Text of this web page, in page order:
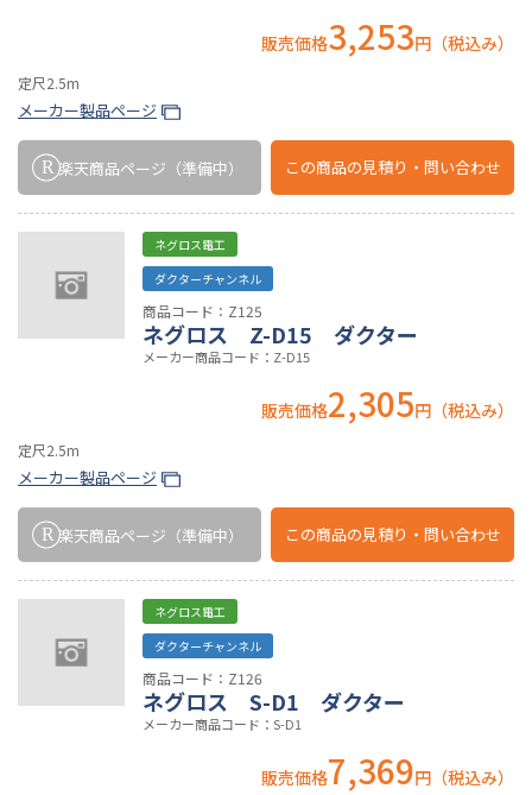
販売価格3,253円（税込み）
定尺2.5m
メーカー製品ページ
楽天商品ページ （準備中） この商品の見積り・問い合わせ
ネグロス電工
ダクターチャンネル
商品コード：Z125
ネグロス Z-D15 ダクター
メーカー商品コード：Z-D15
販売価格2,305円（税込み）
定尺2.5m
メーカー製品ページ
楽天商品ページ （準備中） この商品の見積り・問い合わせ
ネグロス電工
ダクターチャンネル
商品コード：Z126
ネグロス S-D1 ダクター
メーカー商品コード：S-D1
販売価格7,369円（税込み）